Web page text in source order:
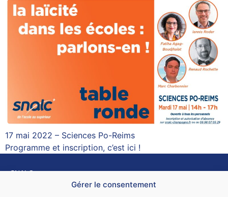
Gérer le consentement
17 mai 2022 – Sciences Po-Reims
Programme et inscription, c’est ici !
SNALC
4 rue de Trévise – 75009 PARIS.